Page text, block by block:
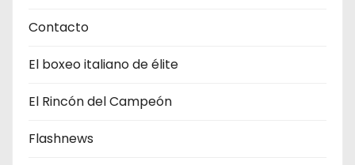
Contacto
El boxeo italiano de élite
El Rincón del Campeón
Flashnews